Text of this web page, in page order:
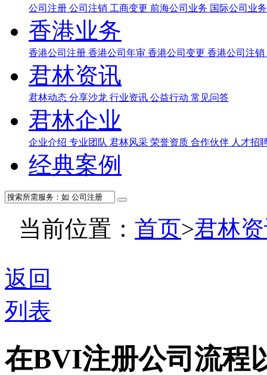
公司注册 公司注销 工商变更 前海公司业务 国际公司业
香港业务
香港公司注册 香港公司年审 香港公司变更 香港公司注销
君林资讯
君林动态 分享沙龙 行业资讯 公益行动 常见问答
君林企业
企业介绍 专业团队 君林风采 荣誉资质 合作伙伴 人才招
经典案例
当前位置： 首页>君林
返回
列表
在BVI注册公司流程